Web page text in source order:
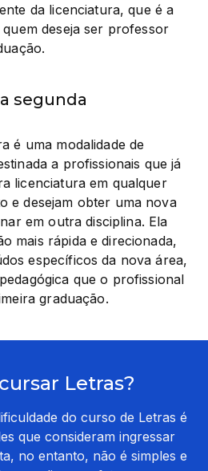
da licenciatura, que é a
deseja ser professor
segunda
é uma modalidade de
a profissionais que já
licenciatura em qualquer
e desejam obter uma nova
em outra disciplina. Ela
mais rápida e direcionada,
específicos da nova área,
que o profissional
graduação.
Letras?
do curso de Letras é
que consideram ingressar
no entanto, não é simples e